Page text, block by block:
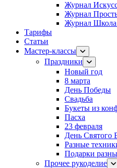
Журнал
Журнал
Журнал Школа
Тарифы
Статьи
Мастер-классы
Праздники
Новый год
8 марта
День Победы
Свадьба
Букеты из
Пасха
23 февраля
День Святого
Разные
Подарки
Прочее рукоделие